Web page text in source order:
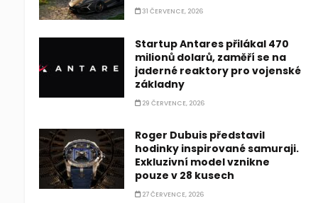
31 ČERVENCE, 2026
Startup Antares přilákal 470
milionů dolarů, zaměří se na
jaderné reaktory pro vojenské
základny
29 ČERVENCE, 2026
Roger Dubuis představil
hodinky inspirované samuraji.
Exkluzivní model vznikne
pouze v 28 kusech
27 ČERVENCE, 2026